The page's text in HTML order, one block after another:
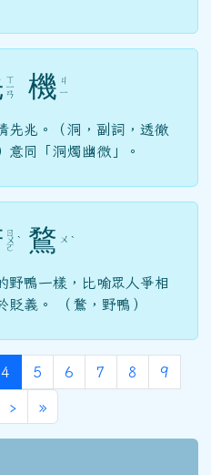
ㄒ
ㄧ
ㄢ 機 ㄐ
ㄧ
先兆。（洞，副詞，透徹
意同「洞燭幽微」。
ㄖ
ㄨ
ㄛ
ˋ 鶩 ㄨ ˋ
野鴨一樣，比喻眾人爭相
貶義。 （鶩，野鴨）
4 (目前頁次)
5 6 7 8 9
›下一頁
»最後頁
月)第12屆師生